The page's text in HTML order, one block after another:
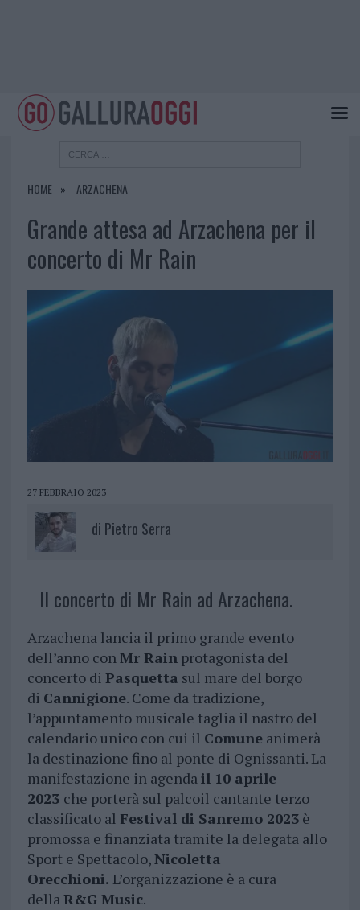
HOME ARZACHENA
Grande attesa ad Arzachena per il
concerto di Mr Rain
27 FEBBRAIO 2023
di Pietro Serra
Il concerto di Mr Rain ad Arzachena.
Arzachena lancia il primo grande evento
dell’anno conMr Rainprotagonista del
concerto di Pasquetta sul mare del borgo
di Cannigione. Come da tradizione,
l’appuntamento musicale taglia il nastro del
calendario unico con cui il Comuneanimerà
la destinazione fino al ponte di Ognissanti. La
manifestazione in agendail 10 aprile
2023 che porterà sul palcoil cantante terzo
classificato al Festival di Sanremo 2023è
promossa e finanziata tramite la delegata allo
Sport e Spettacolo,Nicoletta
Orecchioni. L’organizzazione è a cura
dellaR&G Music.